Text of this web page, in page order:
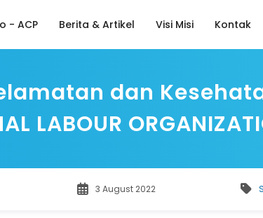
- ACP Berita & Artikel Visi Misi Kontak
dan
LABOUR
3 August 2022